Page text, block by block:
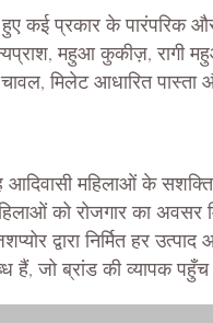
कई प्रकार के पारंपरिक
महुआ कुकीज़,
मिलेट आधारित पास्ता
आदिवासी महिलाओं के
को रोजगार का अवसर
द्वारा निर्मित हर
हैं, जो ब्रांड की व्यापक पहुँच